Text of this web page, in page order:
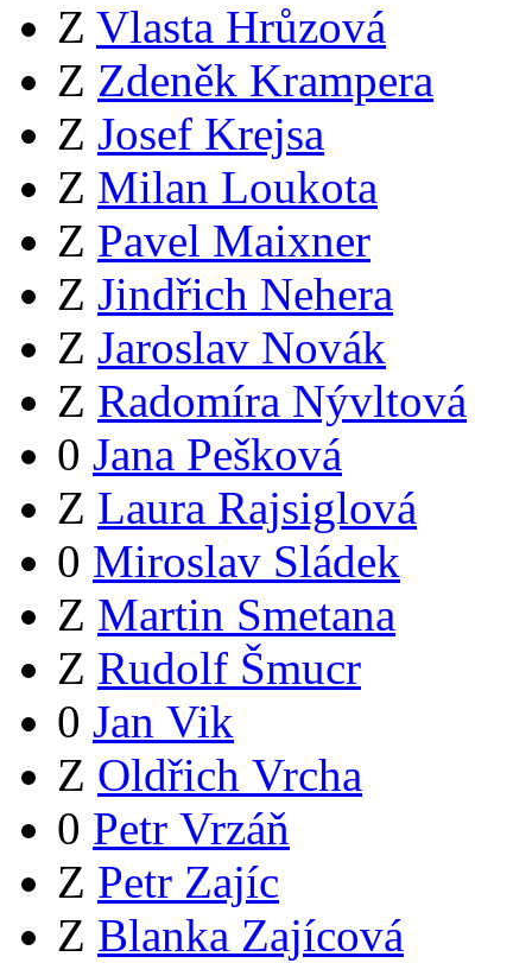
Z Vlasta Hrůzová
Z Zdeněk Krampera
Z Josef Krejsa
Z Milan Loukota
Z Pavel Maixner
Z Jindřich Nehera
Z Jaroslav Novák
Z Radomíra Nývltová
0 Jana Pešková
Z Laura Rajsiglová
0 Miroslav Sládek
Z Martin Smetana
Z Rudolf Šmucr
0 Jan Vik
Z Oldřich Vrcha
0 Petr Vrzáň
Z Petr Zajíc
Z Blanka Zajícová